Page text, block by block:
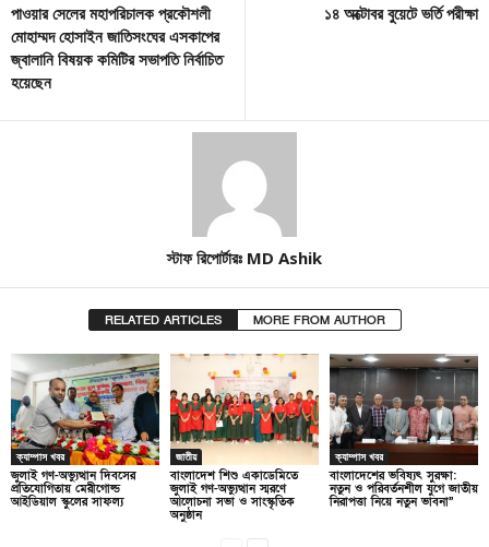
পাওয়ার সেলের মহাপরিচালক প্রকৌশলী
মোহাম্মদ হোসাইন জাতিসংঘের এসকাপের
জ্বালানি বিষয়ক কমিটির সভাপতি নির্বাচিত
হয়েছেন
১৪ অক্টোবর বুয়েটে ভর্তি পরীক্ষা
স্টাফ রিপোর্টারঃ MD Ashik
RELATED ARTICLES MORE FROM AUTHOR
ক্যাম্পাস খবর
জুলাই গণ-অভ্যুত্থান দিবসের
প্রতিযোগিতায় মেরীগোল্ড
আইডিয়াল স্কুলের সাফল্য
জাতীয়
বাংলাদেশ শিশু একাডেমিতে
জুলাই গণ-অভ্যুত্থান স্মরণে
আলোচনা সভা ও সাংস্কৃতিক
অনুষ্ঠান
ক্যাম্পাস খবর
বাংলাদেশের ভবিষ্যৎ সুরক্ষা:
নতুন ও পরিবর্তনশীল যুগে জাতীয়
নিরাপত্তা নিয়ে নতুন ভাবনা”